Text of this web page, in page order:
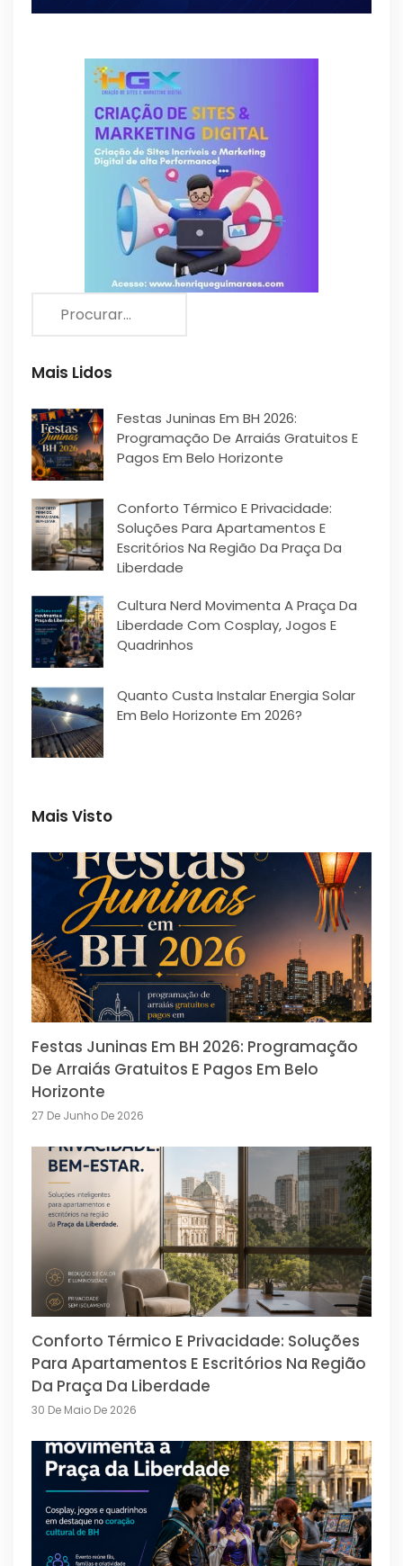
Mais Lidos
Festas Juninas Em BH 2026:
Programação De Arraiás Gratuitos E
Pagos Em Belo Horizonte
Conforto Térmico E Privacidade:
Soluções Para Apartamentos E
Escritórios Na Região Da Praça Da
Liberdade
Cultura Nerd Movimenta A Praça Da
Liberdade Com Cosplay, Jogos E
Quadrinhos
Quanto Custa Instalar Energia Solar
Em Belo Horizonte Em 2026?
Mais Visto
Festas Juninas Em BH 2026: Programação
De Arraiás Gratuitos E Pagos Em Belo
Horizonte
27 De Junho De 2026
Conforto Térmico E Privacidade: Soluções
Para Apartamentos E Escritórios Na Região
Da Praça Da Liberdade
30 De Maio De 2026